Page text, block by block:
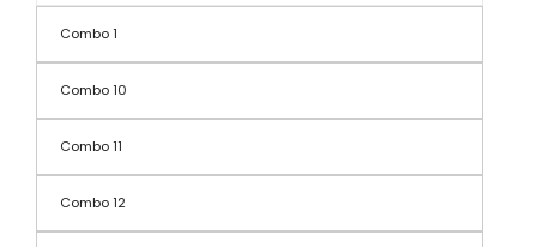
Combo 1
Combo 10
Combo 11
Combo 12